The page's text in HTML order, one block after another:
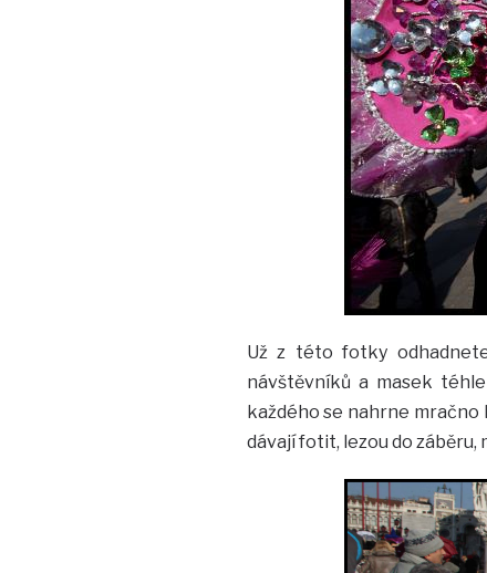
Už z této fotky
návštěvníků a masek
každého se nahrne mračno
dávají fotit, lezou do